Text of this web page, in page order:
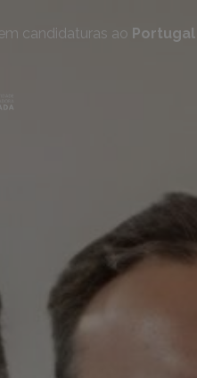
candidaturas ao Portugal